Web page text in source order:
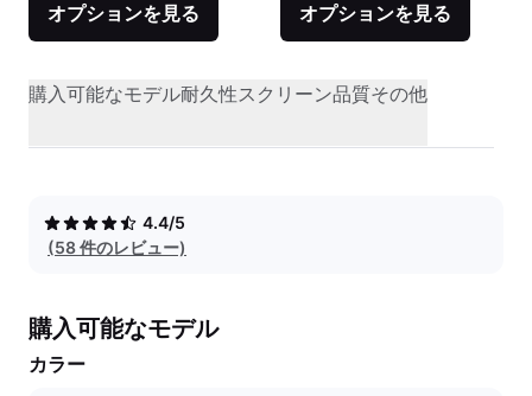
オプションを見る オプションを見る
購入可能なモデル耐久性スクリーン品質その他
4.4/5
(58 件のレビュー)
購入可能なモデル
カラー